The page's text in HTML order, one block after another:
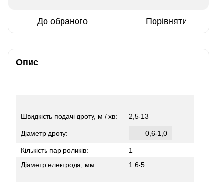
До обраного Порівняти
Опис
Швидкість подачі дроту, м / хв: 2,5-13
Діаметр дроту: 0,6-1,0
Кількість пар роликів:
1
Діаметр електрода, мм:
1.6-5